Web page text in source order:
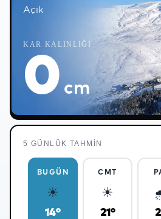
Açık
KAR KALINLIĞI
0 cm
5 GÜNLÜK TAHMIN
BUGÜN
☀
14°
CMT
☀
21°